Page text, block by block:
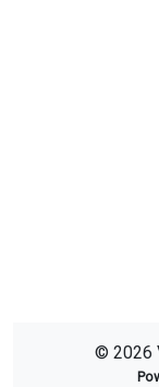
© 2026